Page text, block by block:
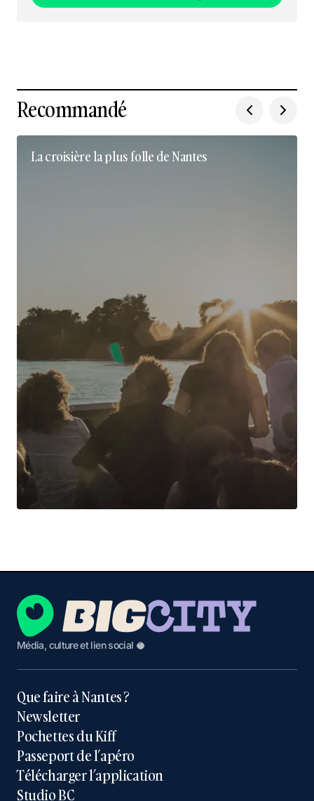
Recommandé
La croisière la plus folle de Nantes
Média, culture et lien social 🥥
Que faire à Nantes ?
Newsletter
Pochettes du Kiff
Passeport de l’apéro
Télécharger l’application
Studio BC